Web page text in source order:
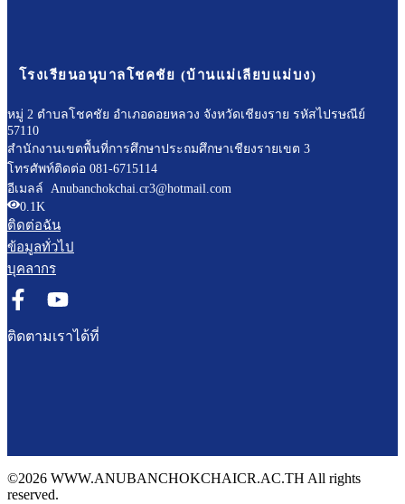
โรงเรียนอนุบาลโชคชัย (บ้านแม่เลียบแม่บง)
หมู่ 2 ตำบลโชคชัย อำเภอดอยหลวง จังหวัดเชียงราย รหัสไปรษณีย์
57110
สำนักงานเขตพื้นที่การศึกษาประถมศึกษาเชียงรายเขต 3
โทรศัพท์ติดต่อ 081-6715114
อีเมลล์ Anubanchokchai.cr3@hotmail.com
0.1K
ติดต่อฉัน
ข้อมูลทั่วไป
บุคลากร
ติดตามเราได้ที่
©2026 WWW.ANUBANCHOKCHAICR.AC.TH All rights
reserved.